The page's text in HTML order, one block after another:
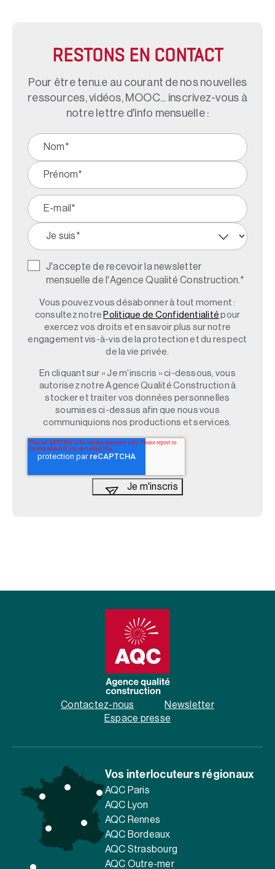
RESTONS EN CONTACT
Pour être tenu.e au courant de nos nouvelles
ressources, vidéos, MOOC... inscrivez-vous à
notre lettre d'info mensuelle :
J'accepte de recevoir la newsletter
mensuelle de l'Agence Qualité Construction. *
Vous pouvez vous désabonner à tout moment :
consultez notre Politique de Confidentialité pour
exercez vos droits et en savoir plus sur notre
engagement vis-à-vis de la protection et du respect
de la vie privée.
En cliquant sur « Je m'inscris » ci-dessous, vous
autorisez notre Agence Qualité Construction à
stocker et traiter vos données personnelles
soumises ci-dessus afin que nous vous
communiquions nos productions et services.
Contactez-nous
Newsletter
Espace presse
Vos interlocuteurs régionaux
AQC Paris
AQC Lyon
AQC Rennes
AQC Bordeaux
AQC Strasbourg
AQC Outre-mer